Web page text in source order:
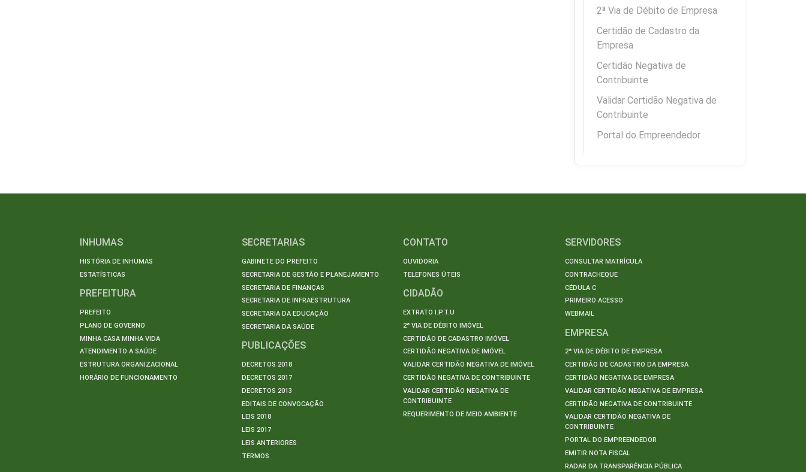
2ª Via de Débito de Empresa
Certidão de Cadastro da
Empresa
Certidão Negativa de
Contribuinte
Validar Certidão Negativa de
Contribuinte
Portal do Empreendedor
INHUMAS
HISTÓRIA DE INHUMAS
ESTATÍSTICAS
PREFEITURA
PREFEITO
PLANO DE GOVERNO
MINHA CASA MINHA VIDA
ATENDIMENTO A SAÚDE
ESTRUTURA ORGANIZACIONAL
HORÁRIO DE FUNCIONAMENTO
SECRETARIAS
GABINETE DO PREFEITO
SECRETARIA DE GESTÃO E PLANEJAMENTO
SECRETARIA DE FINANÇAS
SECRETARIA DE INFRAESTRUTURA
SECRETARIA DA EDUCAÇÃO
SECRETARIA DA SAÚDE
PUBLICAÇÕES
DECRETOS 2018
DECRETOS 2017
DECRETOS 2013
EDITAIS DE CONVOCAÇÃO
LEIS 2018
LEIS 2017
LEIS ANTERIORES
TERMOS
CONTATO
OUVIDORIA
TELEFONES ÚTEIS
CIDADÃO
EXTRATO I.P.T.U
2ª VIA DE DÉBITO IMÓVEL
CERTIDÃO DE CADASTRO IMÓVEL
CERTIDÃO NEGATIVA DE IMÓVEL
VALIDAR CERTIDÃO NEGATIVA DE IMÓVEL
CERTIDÃO NEGATIVA DE CONTRIBUINTE
VALIDAR CERTIDÃO NEGATIVA DE
CONTRIBUINTE
REQUERIMENTO DE MEIO AMBIENTE
SERVIDORES
CONSULTAR MATRÍCULA
CONTRACHEQUE
CÉDULA C
PRIMEIRO ACESSO
WEBMAIL
EMPRESA
2ª VIA DE DÉBITO DE EMPRESA
CERTIDÃO DE CADASTRO DA EMPRESA
CERTIDÃO NEGATIVA DE EMPRESA
VALIDAR CERTIDÃO NEGATIVA DE EMPRESA
CERTIDÃO NEGATIVA DE CONTRIBUINTE
VALIDAR CERTIDÃO NEGATIVA DE
CONTRIBUINTE
PORTAL DO EMPREENDEDOR
EMITIR NOTA FISCAL
RADAR DA TRANSPARÊNCIA PÚBLICA